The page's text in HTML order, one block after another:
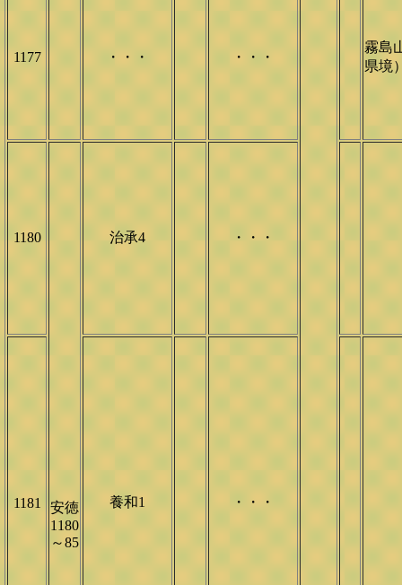
1177 ・・・ ・・・
霧島
県境
1180
安徳
1180
～85
治承4 ・・・
1181 養和1 ・・・